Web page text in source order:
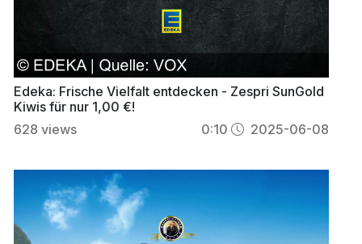
Edeka: Frische Vielfalt entdecken - Zespri SunGold
Kiwis für nur 1,00 €!
628 views 0:10 2025-06-08